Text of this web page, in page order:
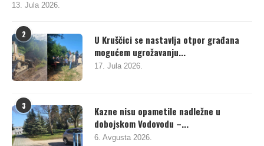
13. Jula 2026.
2
U Kruščici se nastavlja otpor građana
mogućem ugrožavanju...
17. Jula 2026.
3
Kazne nisu opametile nadležne u
dobojskom Vodovodu –...
6. Avgusta 2026.